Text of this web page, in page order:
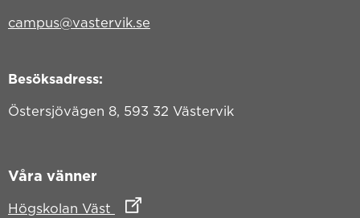
campus@vastervik.se
Besöksadress:
Östersjövägen 8, 593 32 Västervik
Våra vänner
Högskolan Väst Länk till annan webbplats